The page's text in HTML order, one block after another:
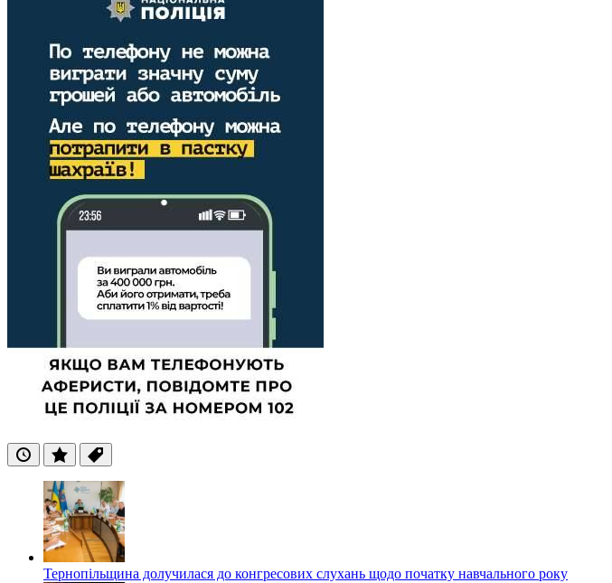
ОстанніПопулярні
Теги
Тернопільщина долучилася до конгресових слухань щодо початку навчального року